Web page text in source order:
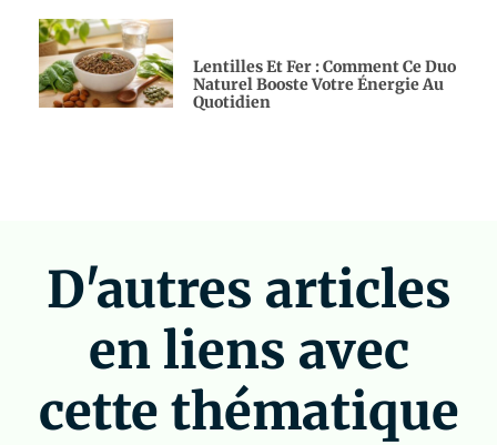
Lentilles Et Fer : Comment Ce Duo
Naturel Booste Votre Énergie Au
Quotidien
D'autres articles
en liens avec
cette thématique